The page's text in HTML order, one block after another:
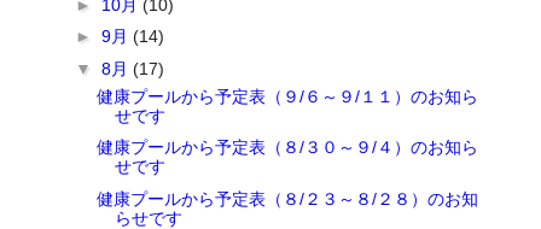
► 10月(10)
►9月(14)
▼8月(17)
健康プールから予定表（９/６～９/１１）のお知ら
せです
健康プールから予定表（８/３０～９/４）のお知ら
せです
健康プールから予定表（８/２３～８/２８）のお知
らせです